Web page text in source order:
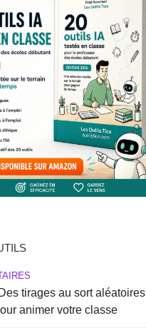
tirages au sort aléatoires
animer votre classe